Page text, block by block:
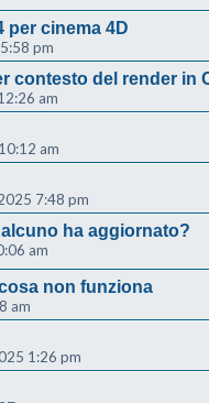
per cinema 4D
pm
contesto del render in
am
am
7:48 pm
ha aggiornato?
am
non funziona
am
1:26 pm